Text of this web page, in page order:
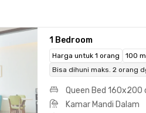
1 Bedroom
Harga untuk 1 orang
100
Bisa dihuni maks. 2 orang
Queen Bed 160x200
Kamar Mandi Dalam